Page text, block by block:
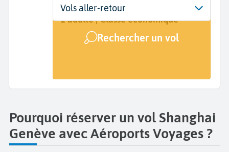
Départ
Shanghai (SHA)
Dates
Dates de votre voyage
Voyageurs | Classe
1 adulte | Classe économique
Rechercher un vol
Vols aller-retour
Pourquoi réserver un vol Shanghai
Genève avec Aéroports Voyages ?